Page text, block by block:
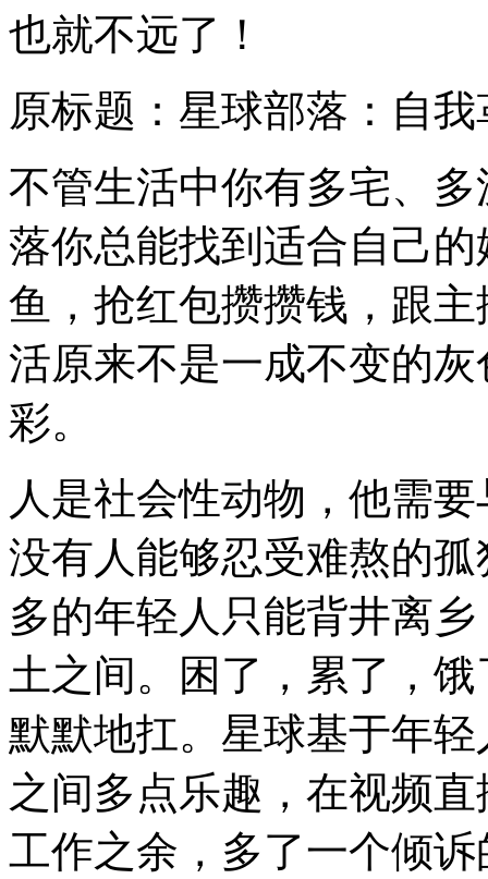
也就不远了！
原标题：星球部落：自
不管生活中你有多宅、
落你总能找到适合自己
鱼，抢红包攒攒钱，跟
活原来不是一成不变的
彩。
人是社会性动物，他需
没有人能够忍受难熬的
多的年轻人只能背井离
土之间。困了，累了，
默默地扛。星球基于年
之间多点乐趣，在视频
工作之余，多了一个倾